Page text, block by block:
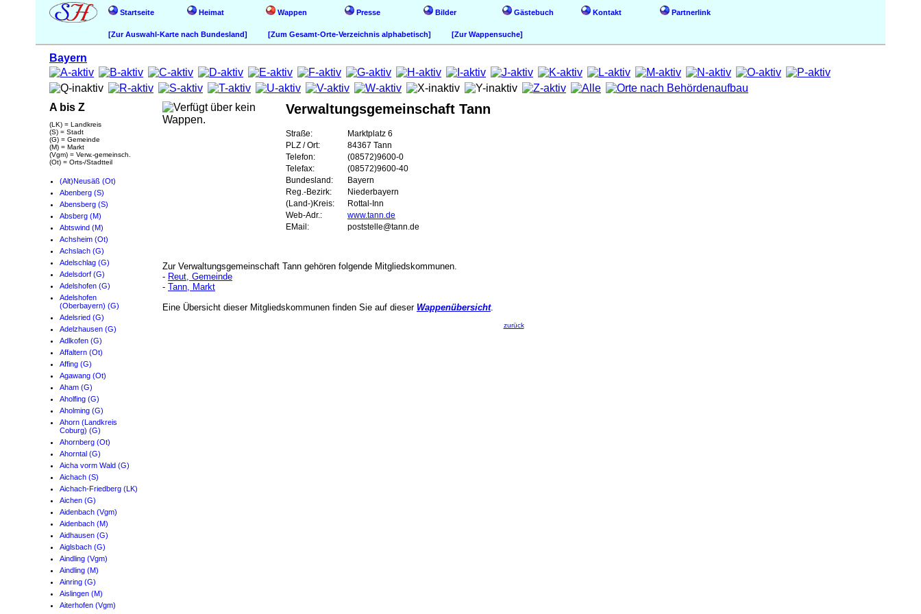
Startseite Heimat Wappen Presse Bilder Gästebuch Kontakt Partnerlink
[Zur Auswahl-Karte nach Bundesland] [Zum Gesamt-Orte-Verzeichnis alphabetisch] [Zur Wappensuche]
Bayern
A bis Z
(LK) = Landkreis
(S) = Stadt
(G) = Gemeinde
(M) = Markt
(Vgm) = Verw.-gemeinsch.
(Ot) = Orts-/Stadtteil
(Alt)Neusäß (Ot)
Abenberg (S)
Abensberg (S)
Absberg (M)
Abtswind (M)
Achsheim (Ot)
Achslach (G)
Adelschlag (G)
Adelsdorf (G)
Adelshofen (G)
Adelshofen
(Oberbayern) (G)
Adelsried (G)
Adelzhausen (G)
Adlkofen (G)
Affaltern (Ot)
Affing (G)
Agawang (Ot)
Aham (G)
Aholfing (G)
Aholming (G)
Ahorn (Landkreis
Coburg) (G)
Ahornberg (Ot)
Ahorntal (G)
Aicha vorm Wald (G)
Aichach (S)
Aichach-Friedberg (LK)
Aichen (G)
Aidenbach (Vgm)
Aidenbach (M)
Aidhausen (G)
Aiglsbach (G)
Aindling (Vgm)
Aindling (M)
Ainring (G)
Aislingen (M)
Aiterhofen (Vgm)
Verwaltungsgemeinschaft Tann
Straße:
Marktplatz 6
PLZ / Ort:
84367 Tann
Telefon:
(08572)9600-0
Telefax:
(08572)9600-40
Bundesland:
Bayern
Reg.-Bezirk:
Niederbayern
(Land-)Kreis:
Rottal-Inn
Web-Adr.:
www.tann.de
EMail:
poststelle@tann.de
Zur Verwaltungsgemeinschaft Tann gehören folgende Mitgliedskommunen.
- Reut, Gemeinde
- Tann, Markt
Eine Übersicht dieser Mitgliedskommunen finden Sie auf dieser Wappenübersicht.
zurück